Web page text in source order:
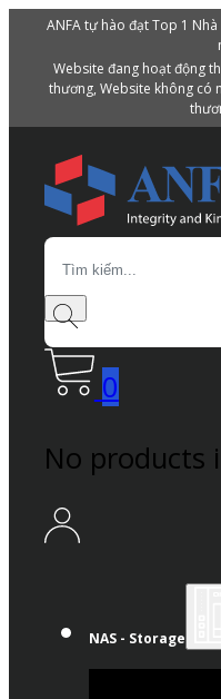
ANFA tự hào đạt Top 1
Website đang hoạt động
thương, Website không có
Search
0
No products
NAS - Storage